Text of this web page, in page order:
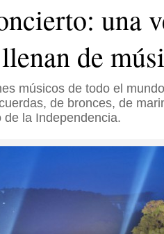
una
de
músicos de todo el
de bronces, de
de la Independencia.